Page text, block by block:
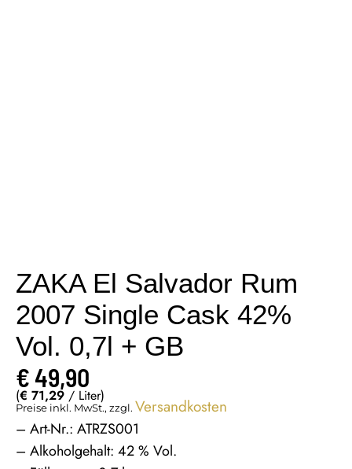
ZAKA El Salvador Rum
2007 Single Cask 42%
Vol. 0,7l + GB
€49,90
(€ 71,29 / Liter)
Preise inkl. MwSt., zzgl. Versandkosten
– Art-Nr.: ATRZS001
– Alkoholgehalt: 42 % Vol.